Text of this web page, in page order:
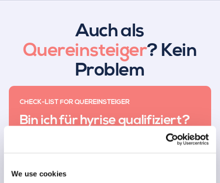
We use cookies
Auch als
Quereinsteiger? Kein
Problem
CHECK-LIST FOR QUEREINSTEIGER
Bin ich für hyrise qualifiziert?
Ich bin motiviert und engagiert, einen Job zu
Teilzeitjobs.